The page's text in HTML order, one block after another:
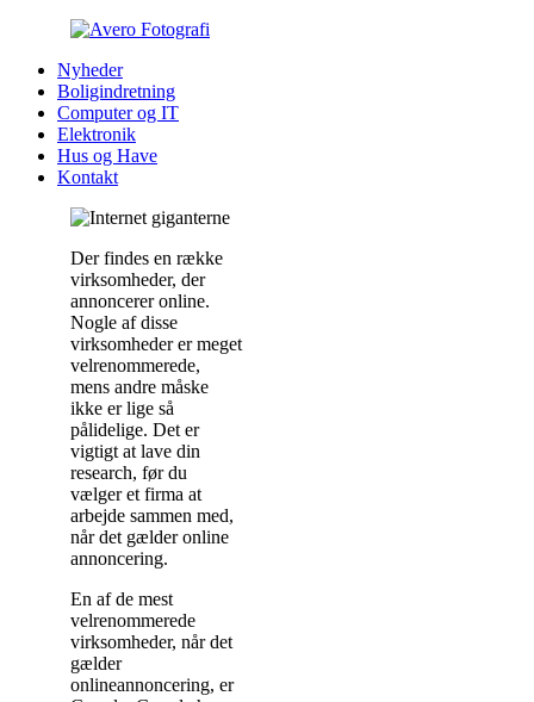
Nyheder
Boligindretning
Computer og IT
Elektronik
Hus og Have
Kontakt
Der findes en række
virksomheder, der
annoncerer online.
Nogle af disse
virksomheder er meget
velrenommerede,
mens andre måske
ikke er lige så
pålidelige. Det er
vigtigt at lave din
research, før du
vælger et firma at
arbejde sammen med,
når det gælder online
annoncering.
En af de mest
velrenommerede
virksomheder, når det
gælder
onlineannoncering, er